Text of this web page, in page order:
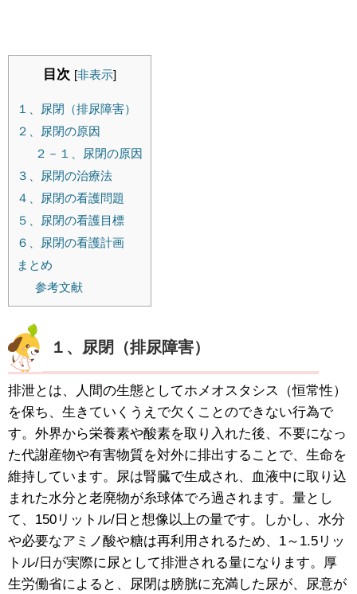
目次 [非表示]
１、尿閉（排尿障害）
２、尿閉の原因
２－１、尿閉の原因
３、尿閉の治療法
４、尿閉の看護問題
５、尿閉の看護目標
６、尿閉の看護計画
まとめ
参考文献
１、尿閉（排尿障害）
排泄とは、人間の生態としてホメオスタシス（恒常性）
を保ち、生きていくうえで欠くことのできない行為で
す。外界から栄養素や酸素を取り入れた後、不要になっ
た代謝産物や有害物質を対外に排出することで、生命を
維持しています。尿は腎臓で生成され、血液中に取り込
まれた水分と老廃物が糸球体でろ過されます。量とし
て、150リットル/日と想像以上の量です。しかし、水分
や必要なアミノ酸や糖は再利用されるため、1～1.5リッ
トル/日が実際に尿として排泄される量になります。厚
生労働省によると、尿閉は膀胱に充満した尿が、尿意が